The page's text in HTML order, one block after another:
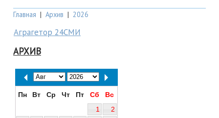
Главная | Архив | 2026
Аграгетор 24СМИ
АРХИВ
Пн Вт Ср Чт Пт Сб
Вс
1
2